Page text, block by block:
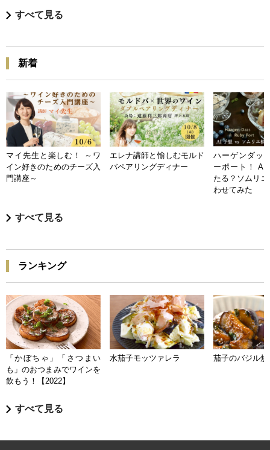
すべて見る
新着
マイ先生と楽しむ！ ～ワ
イン好きのためのチーズ入
門講座～
エレナ講師と愉しむモルド
バペアリングディナー
ハーゲンダッ
ーポート！ AI
たる？ソムリ
わせてみた
すべて見る
ランキング
「かぼちゃ」「さつまい
も」のおつまみでワインを
飲もう！【2022】
水茄子モッツァレラ 茄子のバジル炒
すべて見る